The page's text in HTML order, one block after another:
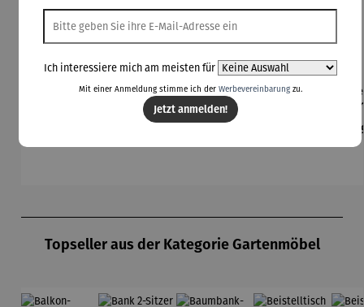
Auflagenb
WASHINGT
Auflagenb
ox aus
Eukalyptu
PLANO
Auflagenb
ox PATRAS
Drehstuhl
Topseller aus der Kategorie Gartenmöbel
Ich interessiere mich am meisten für
Mit einer Anmeldung stimme ich der Werbevereinbarungzu.
Jetzt anmelden!